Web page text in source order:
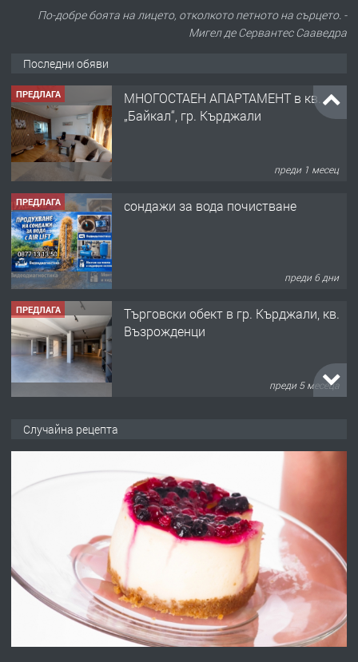
По-добре боята на лицето, отколкото петното на сърцето. -
Мигел де Сервантес Сааведра
Последни обяви
ПРЕДЛАГА
МНОГОСТАЕН АПАРТАМЕНТ в кв.
„Байкал“, гр. Кърджали
преди 1 месец
ПРЕДЛАГА сондажи за вода почистване
преди 6 дни
ПРЕДЛАГА
Tърговски обект в гр. Кърджали, кв.
Възрожденци
преди 5 месеца
Заведение /ресторант, бистро/ в с.
Чакаларово, община Кирково
преди 7 месеца
Гараж под наем в супер център
Случайна рецепта